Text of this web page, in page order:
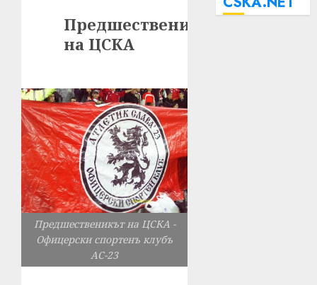
Предшественикът
на ЦСКА
Предшественикът на ЦСКА -
Офицерски спортенъ клубъ
AC-23